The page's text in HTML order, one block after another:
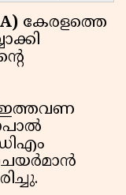
കേരളത്തെ
ഇത്തവണ